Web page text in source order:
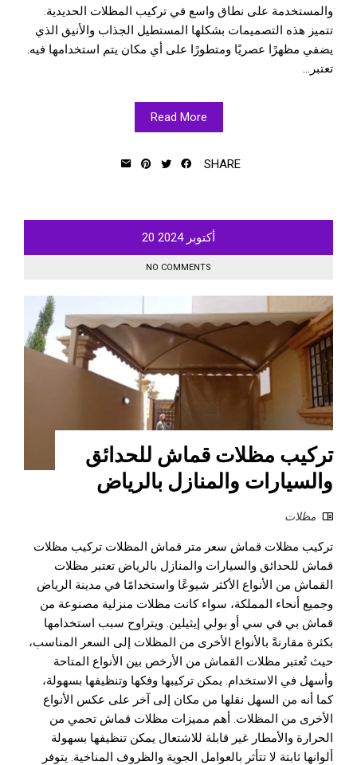
والمستخدمة على نطاق واسع في تركيب المظلات الحديدية.
تتميز هذه التصميمات بشكلها المستطيل الجذاب والأنيق الذي
يضفي مظهرًا عصريًا ومتطورًا على أي مكان يتم استخدامها فيه.
تعتبر...
Read More
SHARE
أكتوبر 20 2024
NO COMMENTS
تركيب مظلات قماش للحدائق
والسيارات والمنازل بالرياض
مظلات
تركيب مظلات قماش سعر متر قماش المظلات تركيب مظلات
قماش للحدائق والسيارات والمنازل بالرياض تعتبر مظلات
القماش من الأنواع الأكثر شيوعًا واستخدامًا في مدينة الرياض
وجميع أنحاء المملكة، سواء كانت مظلات منزلية مصنوعة من
قماش بي في سي أو بولي إيثيلين. ويتراوح سبب استخدامها
بكثرة مقارنةً بالأنواع الأخرى من المظلات إلى السعر المناسب،
حيث تُعتبر مظلات القماش من الأرخص بين الأنواع المتاحة
وأسهل في الاستخدام. يمكن تركيبها وفكها وتنظيفها بسهولة،
كما أنه من السهل نقلها من مكان إلى آخر على عكس الأنواع
الأخرى من المظلات. أهم مميزات مظلات قماش تحمي من
الحرارة والأمطار غير قابلة للاشتعال يمكن تنظيفها بسهولة
ألوانها ثابتة لا تتأثر بالعوامل الجوية والظروف المناخية. يتوفر